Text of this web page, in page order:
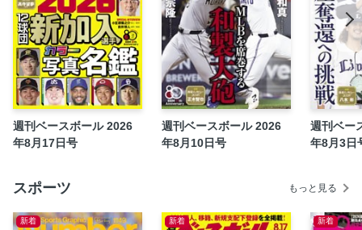
の二遊間チェック
経験者が語るピッチクロックへの適応 渡辺俊介［日本製鉄
かずさマジック元監督］
ライバルたちの動向は スターたちが続々と参戦！
岡田彰布の「そらそうよ」
成43選手掲載】
ズ】
週刊ベースボール 2026
年8月17日号
週刊ベースボール 2026
年8月10日号
週刊ベー
年8月3日
スポーツ もっと見る
新着 新着 新着